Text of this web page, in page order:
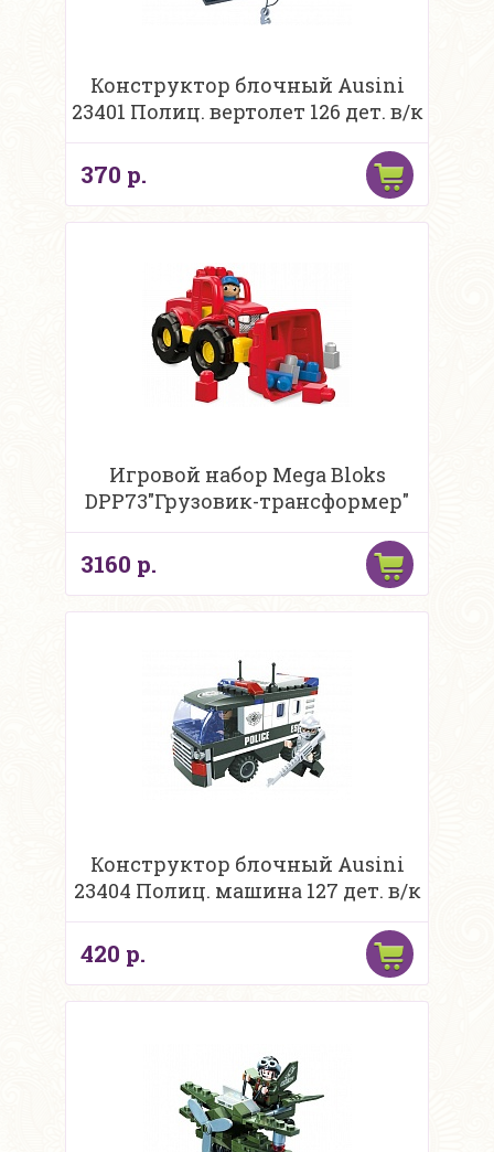
Конструктор блочный Ausini
23401 Полиц. вертолет 126 дет. в/к
370 р.
Игровой набор Mega Bloks
DPP73"Грузовик-трансформер"
3160 р.
Конструктор блочный Ausini
23404 Полиц. машина 127 дет. в/к
420 р.